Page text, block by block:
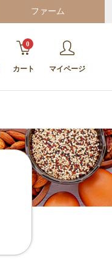
ファーム
0
カート マイページ